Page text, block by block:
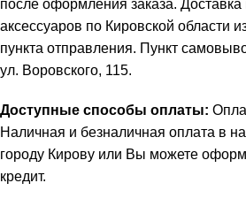
после оформления заказа. Доставка
аксессуаров по Кировской области
пункта отправления. Пункт
ул. Воровского, 115.
Доступные способы оплаты:
Наличная и безналичная оплата в
городу Кирову или Вы можете
кредит.